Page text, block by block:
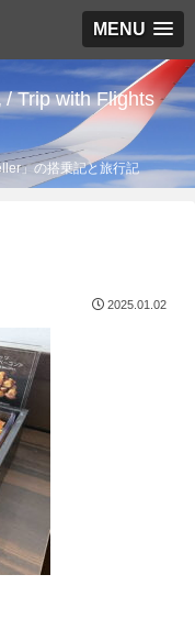
MENU
Trip with Flights
」の搭乗記と旅行記
2025.01.02